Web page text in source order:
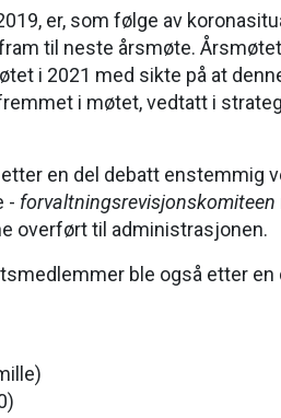
er, som følge av
til neste årsmøte.
i 2021 med sikte på at
i møtet, vedtatt i
etter en del debatt enstemmig
- forvaltningsrevisjonskomiteen
overført til administrasjonen.
ble også etter